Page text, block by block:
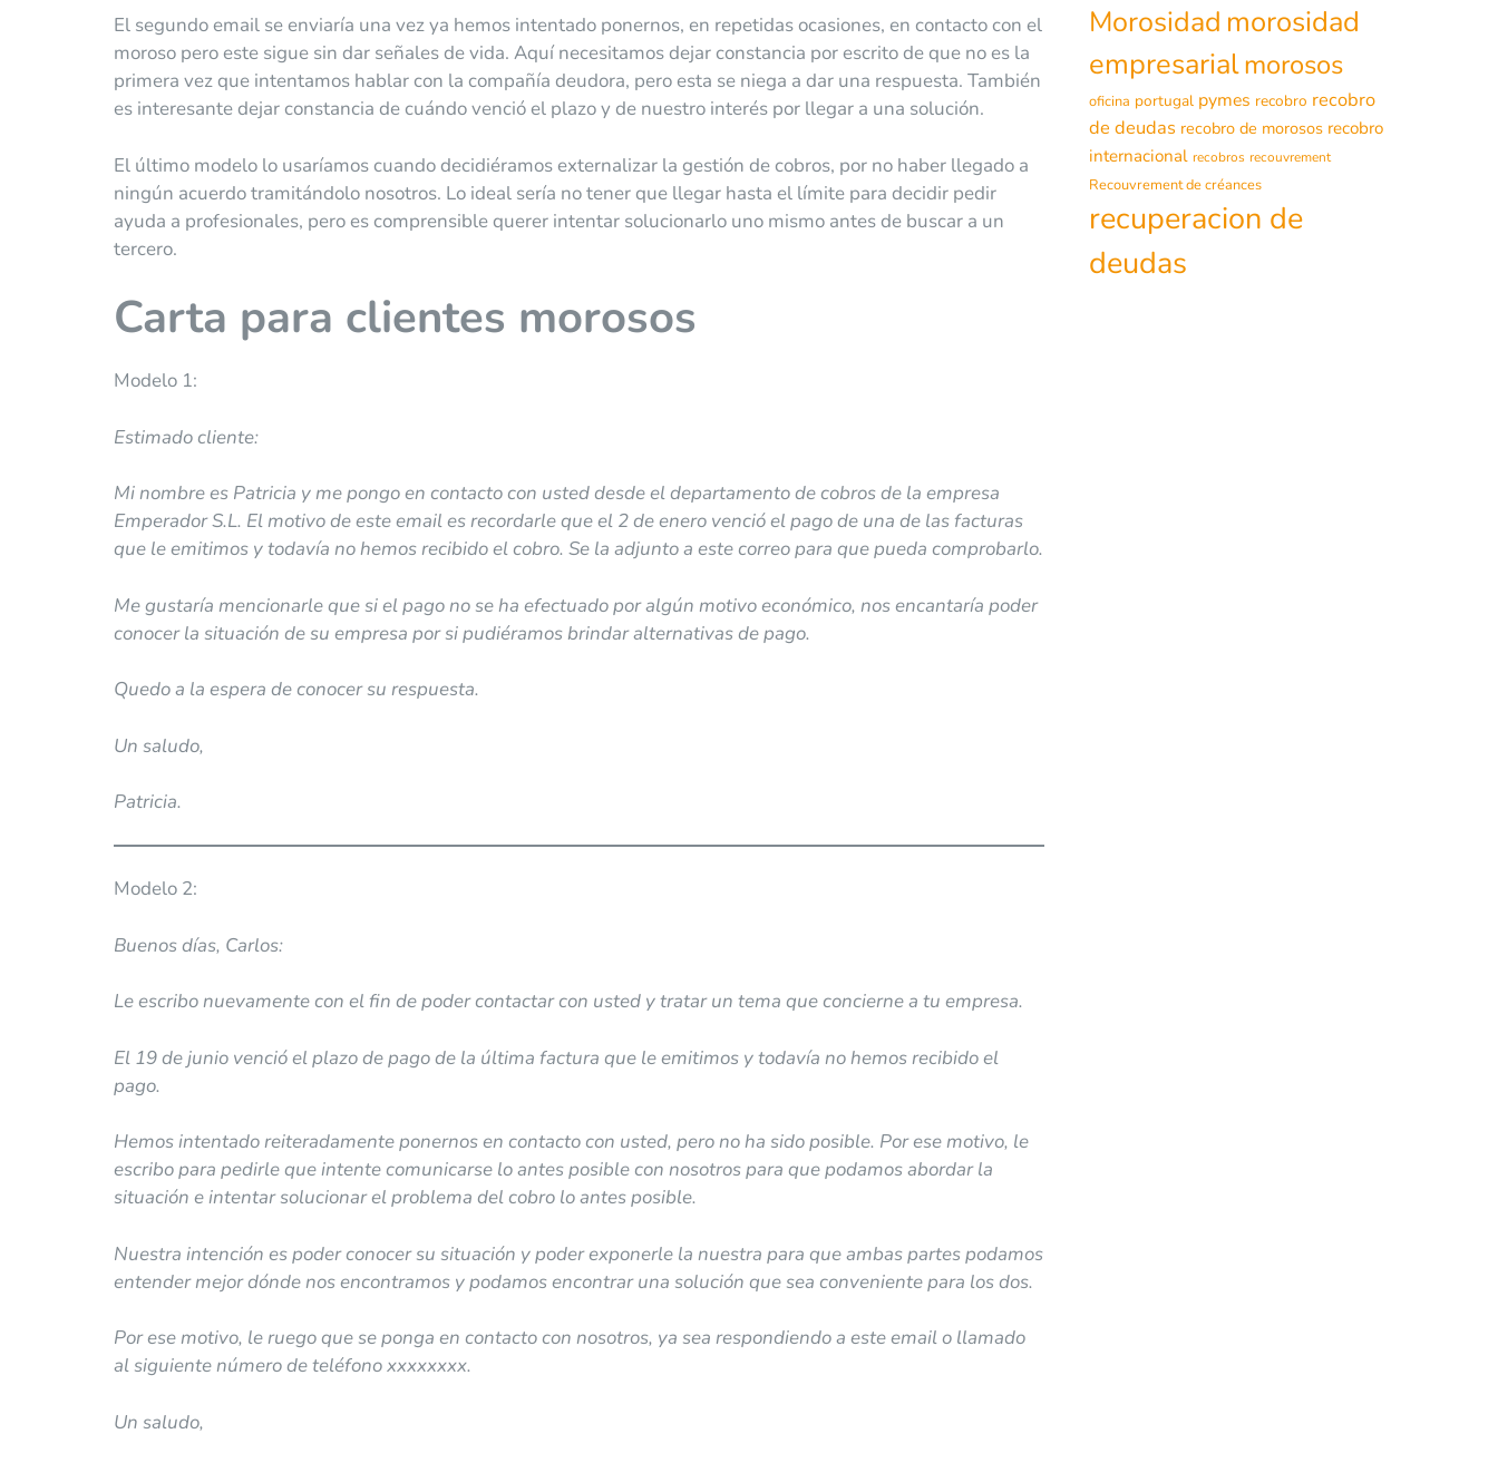
El segundo email se enviaría una vez ya hemos intentado ponernos, en repetidas ocasiones, en contacto con el
moroso pero este sigue sin dar señales de vida. Aquí necesitamos dejar constancia por escrito de que no es la
primera vez que intentamos hablar con la compañía deudora, pero esta se niega a dar una respuesta. También
es interesante dejar constancia de cuándo venció el plazo y de nuestro interés por llegar a una solución.
El último modelo lo usaríamos cuando decidiéramos externalizar la gestión de cobros, por no haber llegado a
ningún acuerdo tramitándolo nosotros. Lo ideal sería no tener que llegar hasta el límite para decidir pedir
ayuda a profesionales, pero es comprensible querer intentar solucionarlo uno mismo antes de buscar a un
tercero.
Carta para clientes morosos
Modelo 1:
Estimado cliente:
Mi nombre es Patricia y me pongo en contacto con usted desde el departamento de cobros de la empresa
Emperador S.L. El motivo de este email es recordarle que el 2 de enero venció el pago de una de las facturas
que le emitimos y todavía no hemos recibido el cobro. Se la adjunto a este correo para que pueda comprobarlo.
Me gustaría mencionarle que si el pago no se ha efectuado por algún motivo económico, nos encantaría poder
conocer la situación de su empresa por si pudiéramos brindar alternativas de pago.
Quedo a la espera de conocer su respuesta.
Un saludo,
Patricia.
Modelo 2:
Buenos días, Carlos:
Le escribo nuevamente con el fin de poder contactar con usted y tratar un tema que concierne a tu empresa.
El 19 de junio venció el plazo de pago de la última factura que le emitimos y todavía no hemos recibido el
pago.
Hemos intentado reiteradamente ponernos en contacto con usted, pero no ha sido posible. Por ese motivo, le
escribo para pedirle que intente comunicarse lo antes posible con nosotros para que podamos abordar la
situación e intentar solucionar el problema del cobro lo antes posible.
Nuestra intención es poder conocer su situación y poder exponerle la nuestra para que ambas partes podamos
entender mejor dónde nos encontramos y podamos encontrar una solución que sea conveniente para los dos.
Por ese motivo, le ruego que se ponga en contacto con nosotros, ya sea respondiendo a este email o llamado
al siguiente número de teléfono xxxxxxxx.
Un saludo,
Morosidad morosidad
empresarialmorosos
oficina portugal pymes recobro recobro
de deudas recobro de morosos recobro
internacional recobros recouvrement
Recouvrement de créances
recuperacion de
deudas